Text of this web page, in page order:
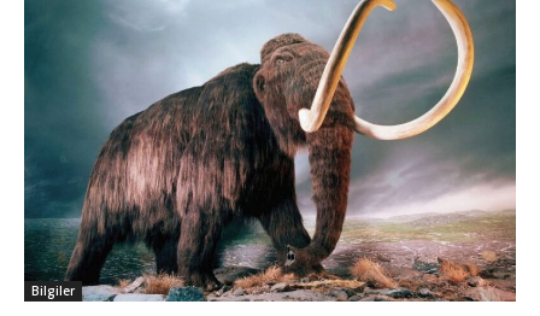
Bilgiler